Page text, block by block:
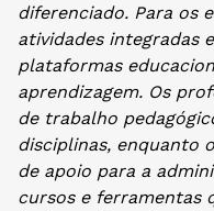
diferenciado. Para os
atividades integradas
plataformas
aprendizagem. Os
de trabalho
disciplinas, enquanto
de apoio para a
cursos e ferramentas